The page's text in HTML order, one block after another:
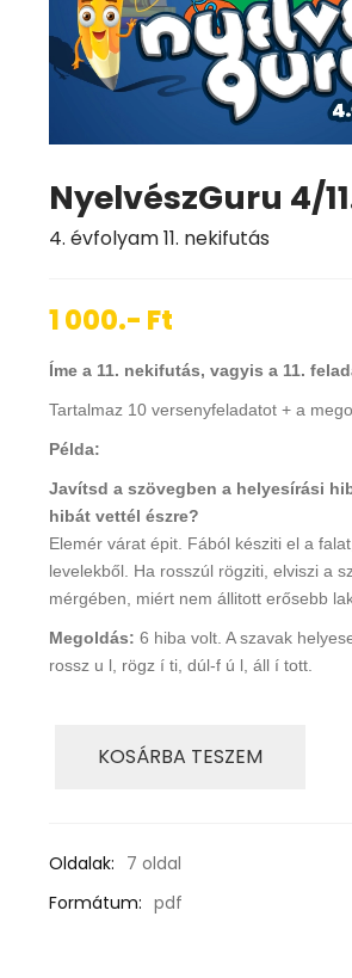
NyelvészGuru 4/
4. évfolyam 11. nekifutás
1 000.- Ft
Íme a 11. nekifutás, vagyis a 11.
Tartalmaz 10 versenyfeladatot + a
Példa:
Javítsd a szövegben a helyesírási
hibát vettél észre?
Elemér várat épit. Fából késziti el a
levelekből. Ha rosszúl rögziti, elviszi a
mérgében, miért nem állitott erősebb
Megoldás: 6 hiba volt. A szavak
rossz u l, rögz í ti, dúl-f ú l, áll í tott.
KOSÁRBA TESZEM
Oldalak: 7 oldal
Formátum: pdf